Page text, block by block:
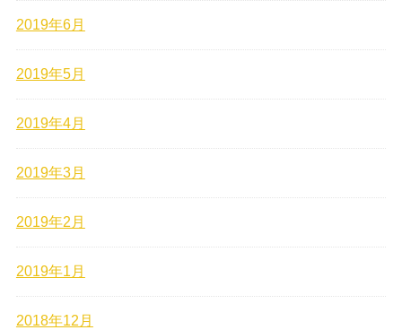
2019年6月
2019年5月
2019年4月
2019年3月
2019年2月
2019年1月
2018年12月